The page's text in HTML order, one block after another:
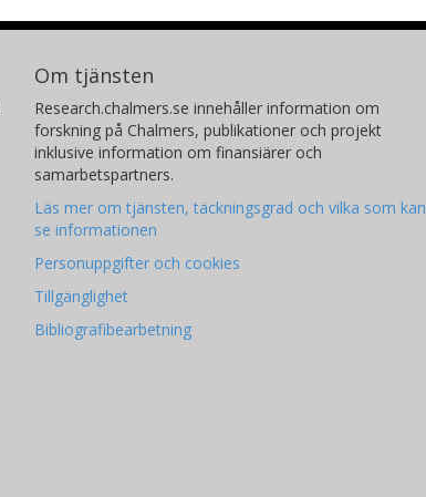
Om tjänsten
Research.chalmers.se innehåller information om
forskning på Chalmers, publikationer och projekt
inklusive information om finansiärer och
samarbetspartners.
Läs mer om tjänsten, täckningsgrad och vilka som kan
se informationen
Personuppgifter och cookies
Tillgänglighet
Bibliografibearbetning